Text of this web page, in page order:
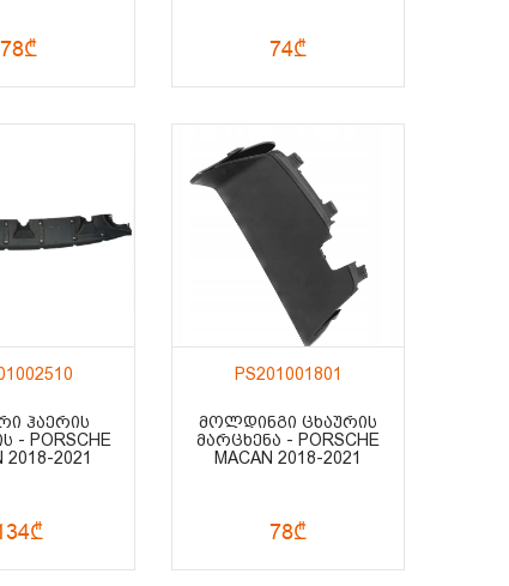
78₾ 74₾
ᲰᲐᲔᲠᲘᲡ
- PORSCHE
2018-2021
PS201001801
ᲛᲝᲚᲓᲘᲜᲒᲘ ᲪᲮᲐᲣᲠᲘᲡ
ᲛᲐᲠᲪᲮᲔᲜᲐ - PORSCHE
MACAN 2018-2021
78₾